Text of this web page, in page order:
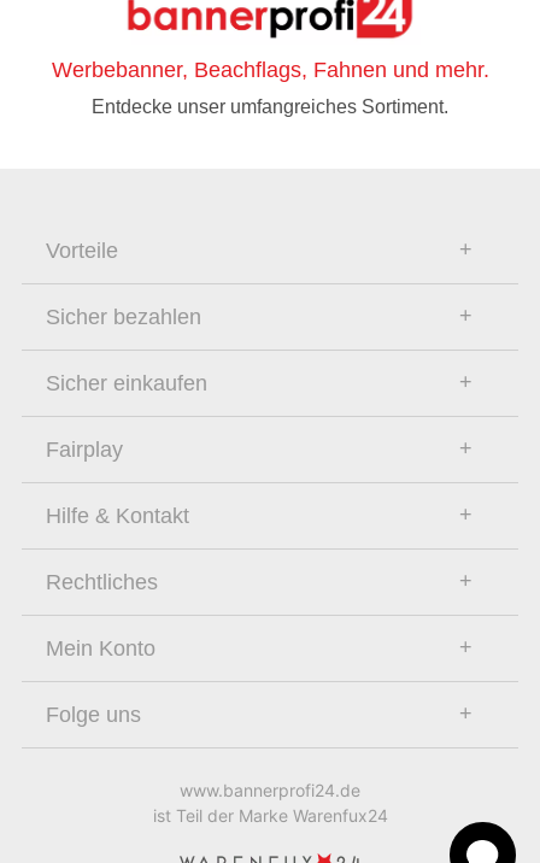
Werbebanner, Beachflags, Fahnen und mehr.
Entdecke unser umfangreiches Sortiment.
Vorteile
Sicher bezahlen
Sicher einkaufen
Fairplay
Hilfe & Kontakt
Rechtliches
Mein Konto
Folge uns
www.bannerprofi24.de
ist Teil der Marke Warenfux24